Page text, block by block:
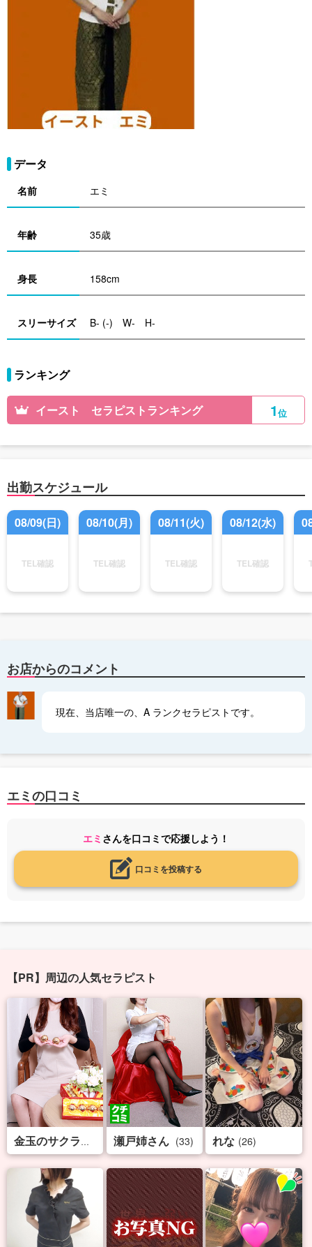
データ
名前 エミ
年齢 35歳
身長 158cm
スリーサイズ B- (-) W- H-
ランキング
イースト セラピストランキング 1位
出勤スケジュール
08/09(日)
TEL確認
08/10(月)
TEL確認
08/11(火)
TEL確認
08/12(水)
TEL確認
お店からのコメント
現在、当店唯一の、A ランクセラピストです。
エミの口コミ
エミ さんを口コミで応援しよう！
口コミを投稿する
【PR】周辺の人気セラピスト
金玉のサクライ 瀬戸姉さん (33) れな (26)